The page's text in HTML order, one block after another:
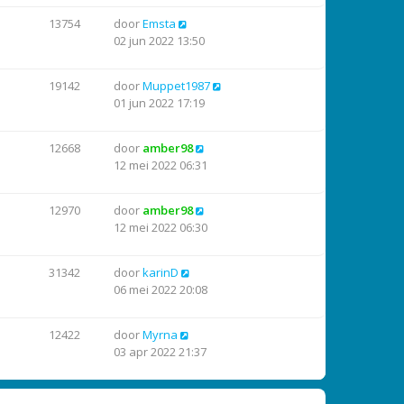
13754 doorEmsta
02 jun 2022 13:50
19142 doorMuppet1987
01 jun 2022 17:19
12668 door amber98
12 mei 2022 06:31
12970 door amber98
12 mei 2022 06:30
31342 doorkarinD
06 mei 2022 20:08
12422 doorMyrna
03 apr 2022 21:37